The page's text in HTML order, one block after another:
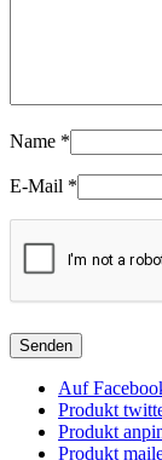
Name *
E-Mail *
Auf
Produkt
Produkt
Produkt